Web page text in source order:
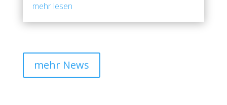
mehr lesen
mehr News